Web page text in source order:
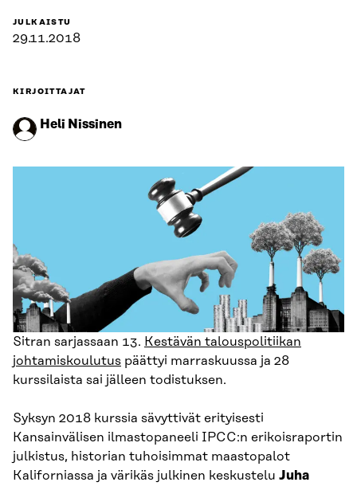
JULKAISTU
29.11.2018
KIRJOITTAJAT
Heli Nissinen
Sitran sarjassaan 13. Kestävän talouspolitiikan
johtamiskoulutus päättyi marraskuussa ja 28
kurssilaista sai jälleen todistuksen.
Syksyn 2018 kurssia sävyttivät erityisesti
Kansainvälisen ilmastopaneeli IPCC:n erikoisraportin
julkistus, historian tuhoisimmat maastopalot
Kaliforniassa ja värikäs julkinen keskustelu Juha